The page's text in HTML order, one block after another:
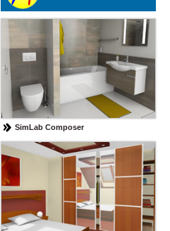
SimLab Composer